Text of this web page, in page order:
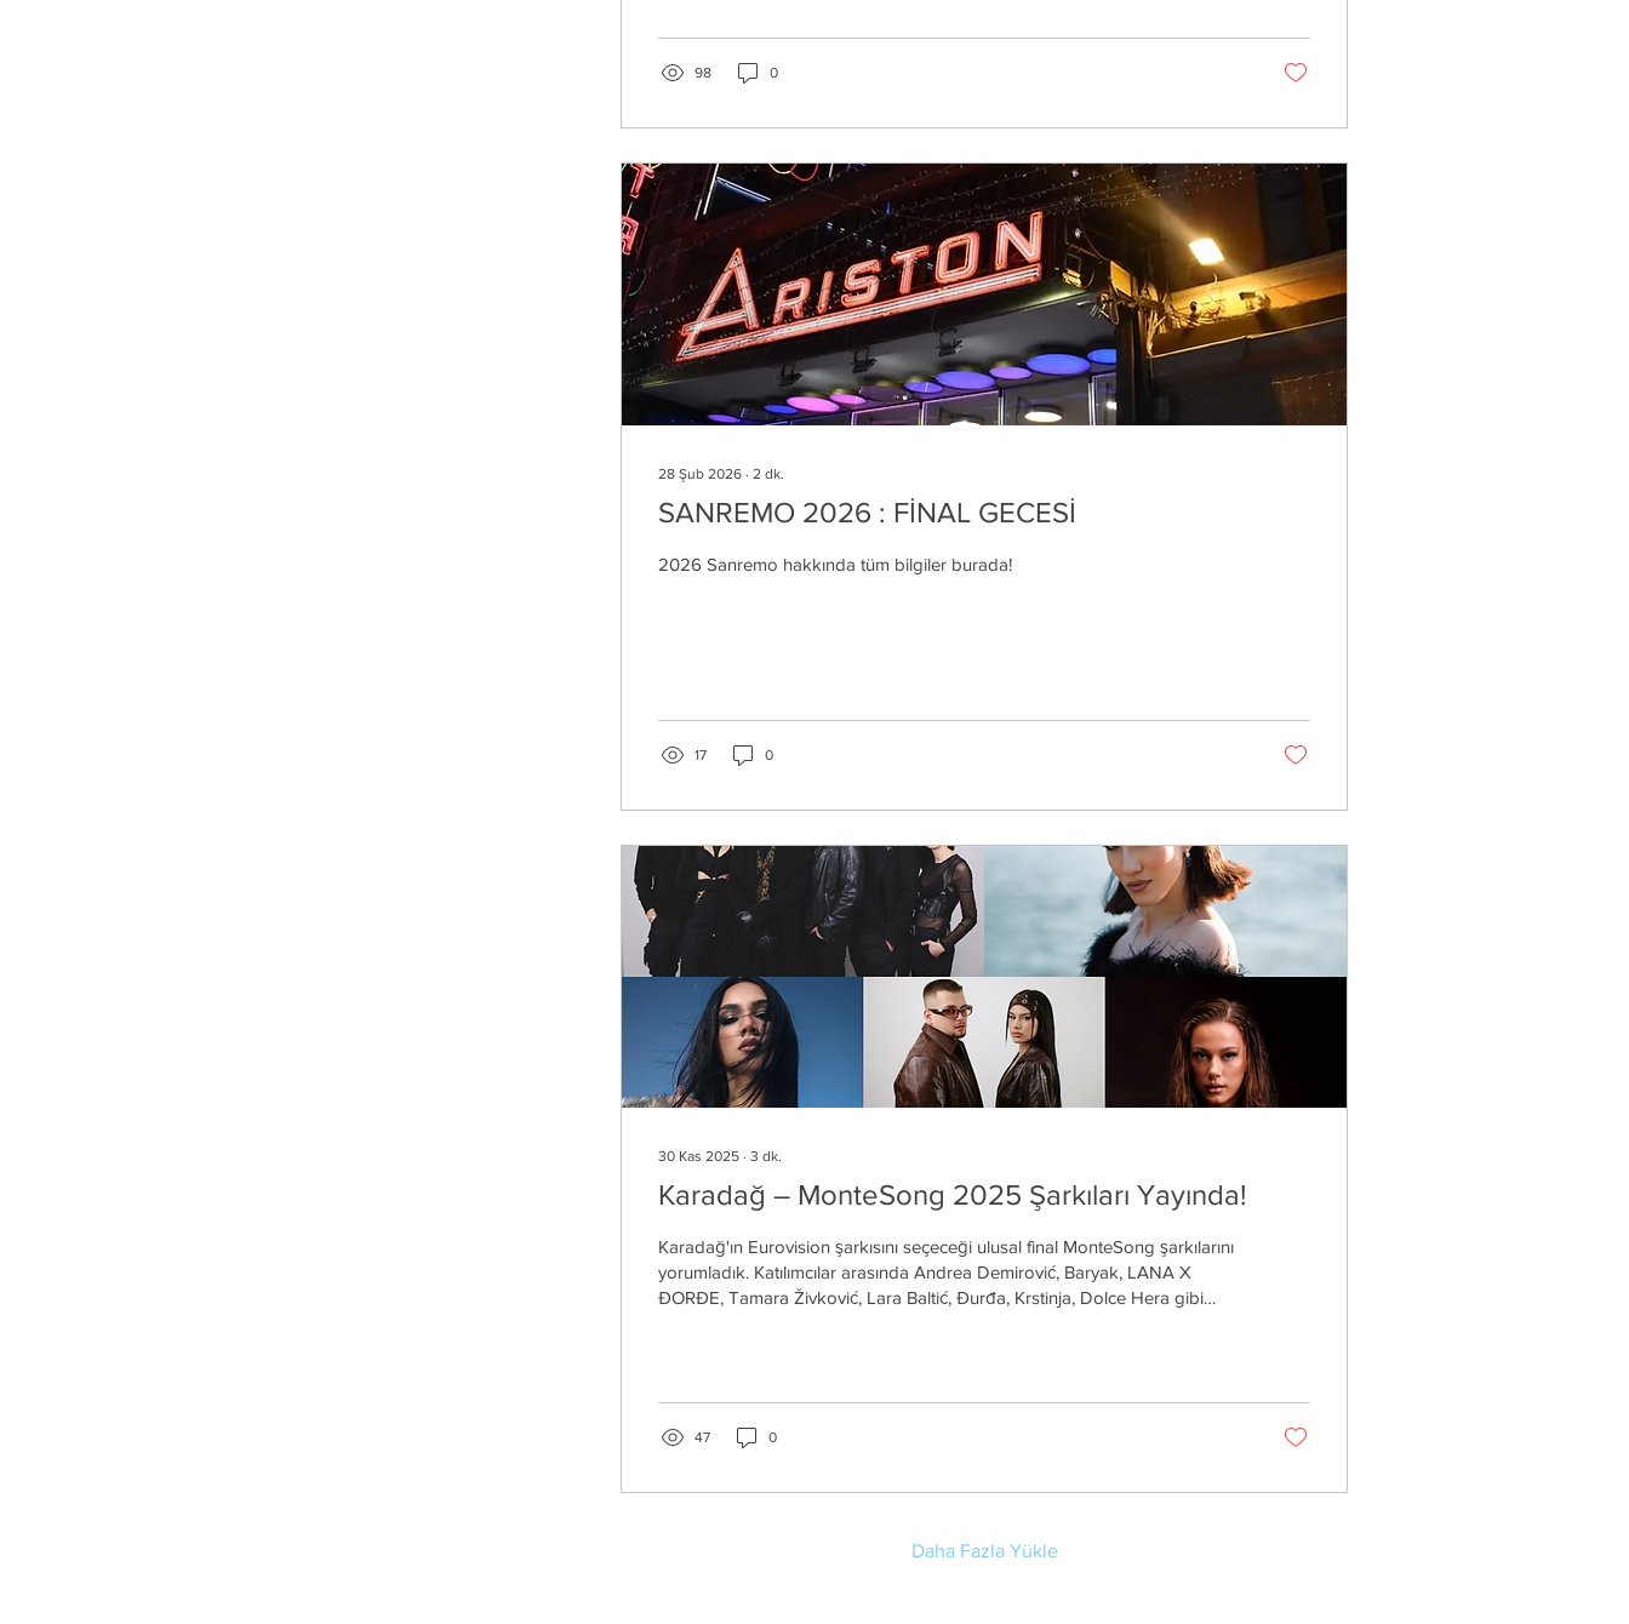
bahsetmiştin. Önceki DMGP katılımının aksine, bu kez...
98 0
28 Şub 2026 ∙ 2 dk.
SANREMO 2026 : FİNAL GECESİ
2026 Sanremo hakkında tüm bilgiler burada!
17 0
30 Kas 2025 ∙ 3 dk.
Karadağ – MonteSong 2025 Şarkıları Yayında!
Karadağ'ın Eurovision şarkısını seçeceği ulusal final MonteSong şarkılarını
yorumladık. Katılımcılar arasında Andrea Demirović, Baryak, LANA X
ĐORĐE, Tamara Živković, Lara Baltić, Đurđa, Krstinja, Dolce Hera gibi
47 0
Daha Fazla Yükle